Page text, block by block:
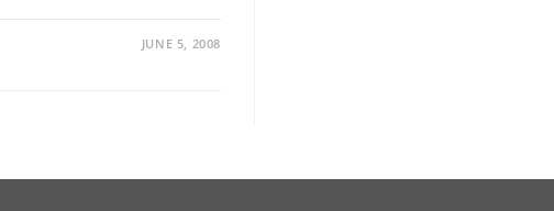
JUNE 5, 2008